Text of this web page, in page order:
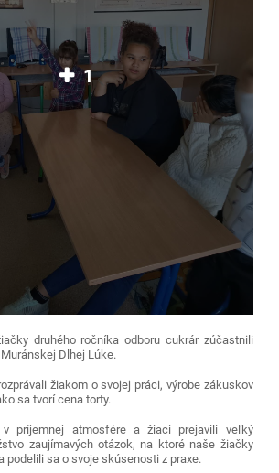
1
druhého ročníka odboru cukrár zúčastnili
Dlhej Lúke.
žiakom o svojej práci, výrobe zákuskov
sa tvorí cena torty.
v príjemnej atmosfére a žiaci prejavili veľký
zaujímavých otázok, na ktoré naše žiačky
podelili sa o svoje skúsenosti z praxe.